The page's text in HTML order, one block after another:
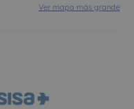
Ver mapa más grande